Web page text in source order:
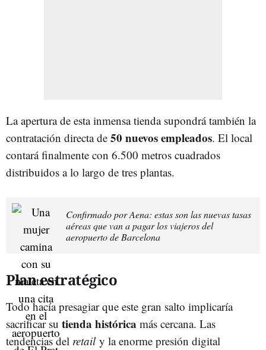
La apertura de esta inmensa tienda supondrá también la
contratación directa de 50 nuevos empleados. El local
contará finalmente con 6.500 metros cuadrados
distribuidos a lo largo de tres plantas.
Confirmado por Aena: estas son las nuevas tasas
aéreas que van a pagar los viajeros del
aeropuerto de Barcelona
Plan estratégico
Todo hacía presagiar que este gran salto implicaría
sacrificar su tienda histórica más cercana. Las
tendencias del retaily la enorme presión digital